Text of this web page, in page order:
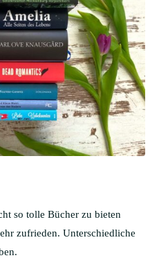
so tolle Bücher zu bieten
zufrieden. Unterschiedliche